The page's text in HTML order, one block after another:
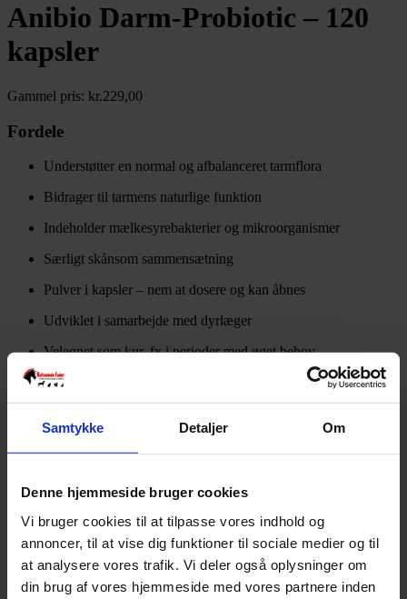
Samtykke Detaljer Om
Denne hjemmeside bruger cookies
Vi bruger cookies til at tilpasse vores indhold og
annoncer, til at vise dig funktioner til sociale medier og til
at analysere vores trafik. Vi deler også oplysninger om
din brug af vores hjemmeside med vores partnere inden
Anibio Darm-Probiotic – 120
kapsler
Gammel pris: kr.229,00
Fordele
Understøtter en normal og afbalanceret tarmflora
Bidrager til tarmens naturlige funktion
Indeholder mælkesyrebakterier og mikroorganismer
Særligt skånsom sammensætning
Pulver i kapsler – nem at dosere og kan åbnes
Udviklet i samarbejde med dyrlæger
Velegnet som kur, fx i perioder med øget behov
8 på lager
Tilføj til kurv
Varenummer: 4025332774005
Varekategori:Hund,Tilskud til hunde
Til hunde og katte
Ændringer i afføringen kan være et tegn på, at tarmfloraen er i
ubalance.Anibio Darm Probioticer et probiotisk fodertilskud til
hunde og katte, der bidrager til en afbalanceret tarmflora som en del
af en varieret og afstemt fodring.